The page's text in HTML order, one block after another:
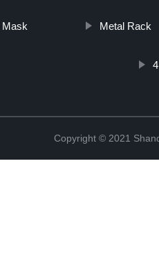
Mask Metal Rack
Copyright © 2021